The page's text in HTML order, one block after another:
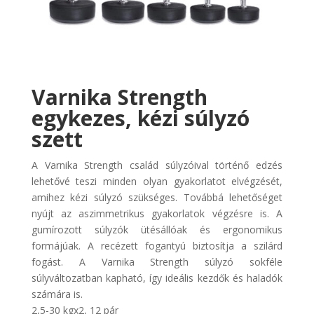
Varnika Strength
egykezes, kézi súlyzó
szett
A Varnika Strength család súlyzóival történő edzés
lehetővé teszi minden olyan gyakorlatot elvégzését,
amihez kézi súlyzó szükséges. Továbbá lehetőséget
nyújt az aszimmetrikus gyakorlatok végzésre is. A
gumírozott súlyzók ütésállóak és ergonomikus
formájúak. A recézett fogantyú biztosítja a szilárd
fogást. A Varnika Strength súlyzó sokféle
súlyváltozatban kapható, így ideális kezdők és haladók
számára is.
2,5-30 kgx2, 12 pár